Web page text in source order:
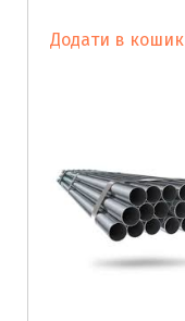
Додати в кошик